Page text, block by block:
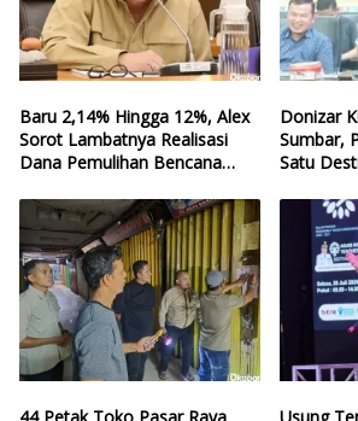
Baru 2,14% Hingga 12%, Alex
Sorot Lambatnya Realisasi
Dana Pemulihan Bencana
Donizar
Sumbar,
Satu